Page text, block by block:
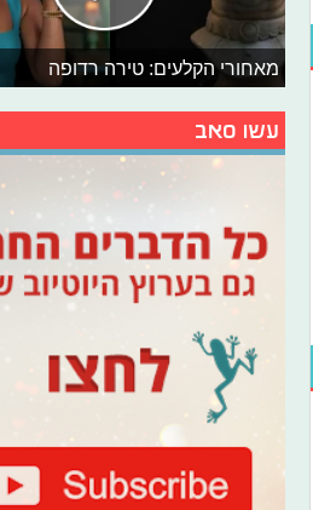
מאחורי הקלעים: טירה רדופה
עשו סאב